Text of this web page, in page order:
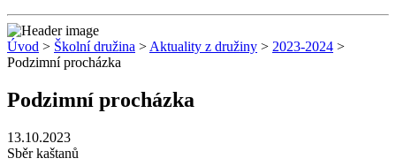
Úvod > Školní družina > Aktuality z družiny > 2023-2024 >
Podzimní procházka
Podzimní procházka
13.10.2023
Sběr kaštanů